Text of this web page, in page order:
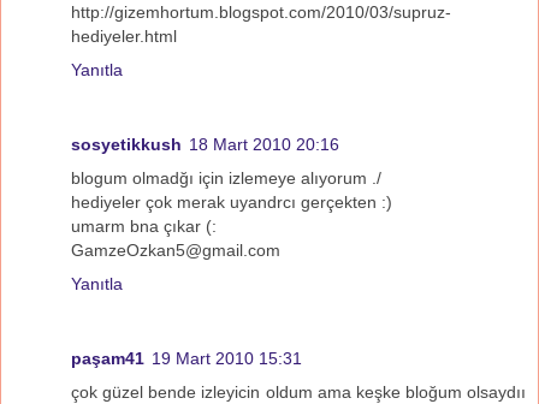
http://gizemhortum.blogspot.com/2010/03/supruz-
hediyeler.html
Yanıtla
sosyetikkush 18 Mart 2010 20:16
blogum olmadğı için izlemeye alıyorum ./
hediyeler çok merak uyandrcı gerçekten :)
umarm bna çıkar (:
GamzeOzkan5@gmail.com
Yanıtla
paşam41 19 Mart 2010 15:31
çok güzel bende izleyicin oldum ama keşke bloğum olsaydıı